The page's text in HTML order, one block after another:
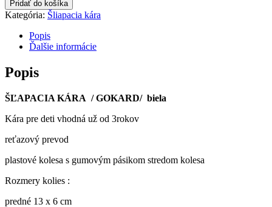
/
GOKARD/
Pridať do košíka
Kategória: Šliapacia kára
Popis
Ďalšie informácie
Popis
ŠĽAPACIA KÁRA / GOKARD/ biela
Kára pre deti vhodná už od 3rokov
reťazový prevod
plastové kolesa s gumovým pásikom stredom kolesa
Rozmery kolies :
predné 13 x 6 cm